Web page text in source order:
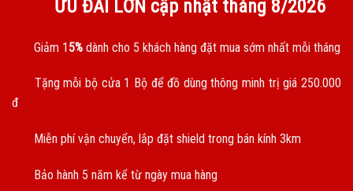
ƯU ĐÃI LỚN cập nhật tháng 8/2026
Giảm 15% dành cho 5 khách hàng đặt mua sớm nhất mỗi tháng
Tặng mỗi bộ cửa 1 Bộ để đồ dùng thông minh trị giá 250.000
đ
Miễn phí vận chuyển, lắp đặt shield trong bán kính 3km
Bảo hành 5 năm kể từ ngày mua hàng